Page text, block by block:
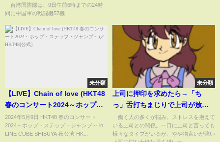
台湾国防部は、9日午前6時までの24時
間に中国軍の戦闘機57機...
未分類
【LIVE】Chain of love (HKT48
春のコンサート2024～ホップ・
ステップ・ジャンプ～)／
HKT48[公式]
2024年5月9日 HKT48 春のコンサート
2024～ホップ・ステップ・ジャンプ～ in
LINE CUBE SHIBUYA 夜公演 HK...
未分類
上司に押印を求めたら→「ち
っ」舌打ちまじりで上司が放っ
た“まさかの一言”…大声で言い
返してしまった女性社員の苦悩
(ABEMA TIMES)
働く人の多くが悩み、ストレスを抱えて
いる上司との関係。一口に上司と言っても
様々なタイプがいるが、やや物言いが強い